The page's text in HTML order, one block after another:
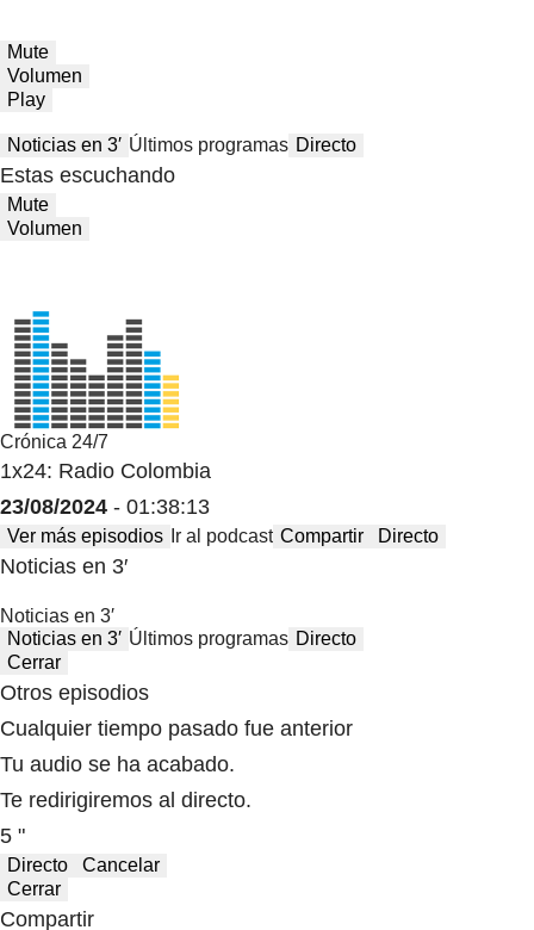
Mute
Volumen
Play
Noticias en 3′ Últimos programas Directo
Estas escuchando
Mute
Volumen
Crónica 24/7
1x24: Radio Colombia
23/08/2024 - 01:38:13
Ver más episodios Ir al podcast Compartir Directo
Noticias en 3′
Noticias en 3′
Noticias en 3′ Últimos programas Directo
Cerrar
Otros episodios
Cualquier tiempo pasado fue anterior
Tu audio se ha acabado.
Te redirigiremos al directo.
5 "
Directo
Cancelar
Cerrar
Compartir